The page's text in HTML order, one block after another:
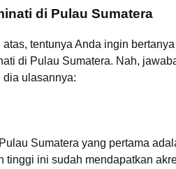
di Pulau Sumatera
tentunya Anda ingin
di Pulau Sumatera. Nah,
ulasannya:
Sumatera yang pertama
tinggi ini sudah mendapatkan